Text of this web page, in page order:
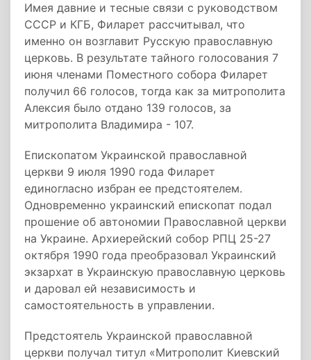
Имея давние и тесные связи с руководством
СССР и КГБ, Филарет рассчитывал, что
именно он возглавит Русскую православную
церковь. В результате тайного голосования 7
июня членами Поместного собора Филарет
получил 66 голосов, тогда как за митрополита
Алексия было отдано 139 голосов, за
митрополита Владимира - 107.
Епископатом Украинской православной
церкви 9 июля 1990 года Филарет
единогласно избран ее предстоятелем.
Одновременно украинский епископат подал
прошение об автономии Православной церкви
на Украине. Архиерейский собор РПЦ 25-27
октября 1990 года преобразовал Украинский
экзархат в Украинскую православную церковь
и даровал ей независимость и
самостоятельность в управлении.
Предстоятель Украинской православной
церкви получал титул «Митрополит Киевский